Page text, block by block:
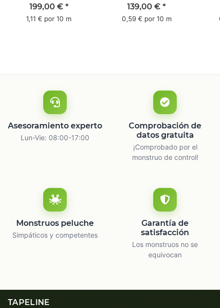
logo - 1 color - 50
mm x 50 m - caucho
199,00 € *
1,11 € por 10 m
color - 48 mm x 66 m
139,00 € *
0,59 € por 10 m
m
Asesoramiento experto
Lun-Vie: 08:00-17:00
Comprobación de
datos gratuita
¡Comprobado por el
monstruo de control!
Monstruos peluche
Simpáticos y competentes
Garantía de
satisfacción
Los monstruos no se
equivocan
TAPELINE